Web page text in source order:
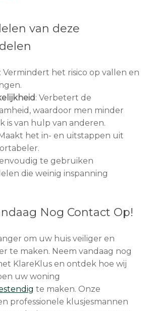
van deze
: Vermindert het risico op vallen en
: Verbetert de
waardoor men minder
is van hulp van anderen.
het in- en uitstappen uit
te gebruiken
die weinig inspanning
Nog Contact Op!
om uw huis veiliger en
te maken. Neem vandaag nog
KlareKlus en ontdek hoe wij
uw woning
te maken. Onze
professionele klusjesmannen